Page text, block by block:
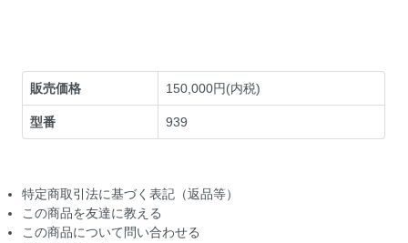
販売価格 150,000円(内税)
型番 939
特定商取引法に基づく表記（返品等）
この商品を友達に教える
この商品について問い合わせる